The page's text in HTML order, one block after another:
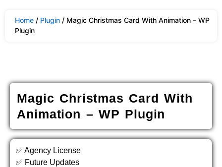
Home / Plugin / Magic Christmas Card With Animation – WP
Plugin
Magic Christmas Card With
Animation – WP Plugin
✅ Agency License
✅ Future Updates